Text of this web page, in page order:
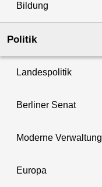
Bildung
Politik
Landespolitik
Berliner Senat
Moderne Verwaltung
Europa